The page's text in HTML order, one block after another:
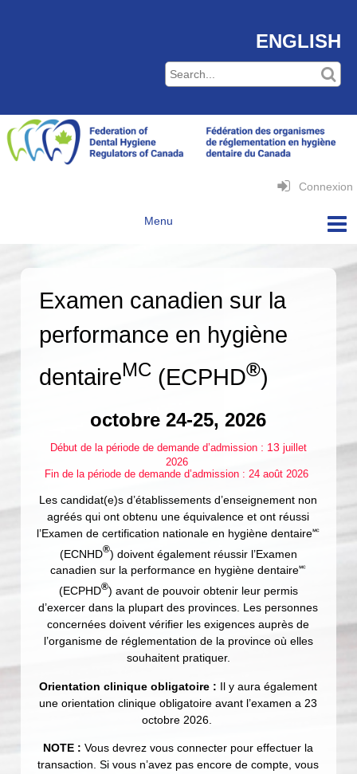
ENGLISH
Connexion
Examen canadien sur la
performance en hygiène
dentaireMC (ECPHD®)
octobre 24-25, 2026
Début de la période de demande d’admission : 13 juillet
2026
Fin de la période de demande d’admission : 24 août 2026
Les candidat(e)s d’établissements d’enseignement non
agréés qui ont obtenu une équivalence et ont réussi
l’Examen de certification nationale en hygiène dentaire🅪
(ECNHD®) doivent également réussir l’Examen
canadien sur la performance en hygiène dentaire🅪
(ECPHD®) avant de pouvoir obtenir leur permis
d’exercer dans la plupart des provinces. Les personnes
concernées doivent vérifier les exigences auprès de
l’organisme de réglementation de la province où elles
souhaitent pratiquer.
Orientation clinique obligatoire : Il y aura également
une orientation clinique obligatoire avant l’examen a 23
octobre 2026.
NOTE : Vous devrez vous connecter pour effectuer la
transaction. Si vous n’avez pas encore de compte, vous